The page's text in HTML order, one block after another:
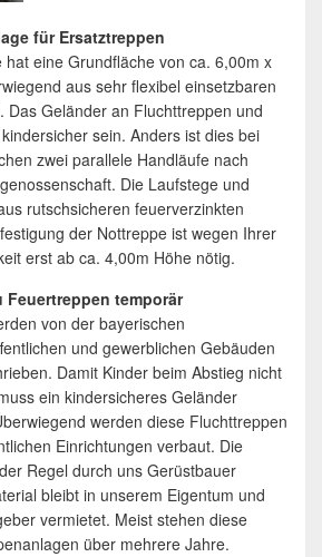
für Ersatztreppen
hat eine Grundfläche von ca. 6,00m x
aus sehr flexibel einsetzbaren
Das Geländer an Fluchttreppen und
sein. Anders ist dies bei
zwei parallele Handläufe nach
Die Laufstege und
rutschsicheren feuerverzinkten
der Nottreppe ist wegen Ihrer
erst ab ca. 4,00m Höhe nötig.
temporär
von der bayerischen
und gewerblichen Gebäuden
Damit Kinder beim Abstieg nicht
ein kindersicheres Geländer
werden diese Fluchttreppen
Einrichtungen verbaut. Die
Regel durch uns Gerüstbauer
bleibt in unserem Eigentum und
vermietet. Meist stehen diese
über mehrere Jahre.